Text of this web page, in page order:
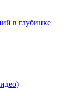
в глубинке